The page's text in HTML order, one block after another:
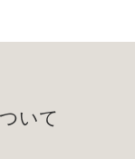
いて